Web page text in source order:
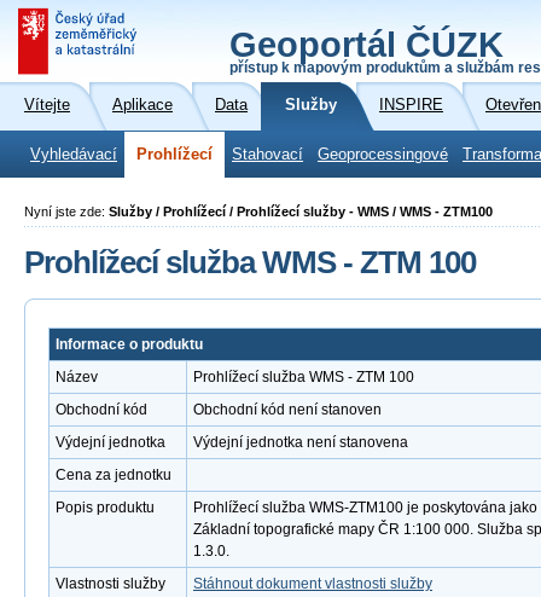
Geoportál ČÚZK
přístup k mapovým produktům a službám
Vítejte Aplikace Data Služby INSPIRE
Vyhledávací Prohlížecí Stahovací Geoprocessingové
Nyní jste zde: Služby / Prohlížecí / Prohlížecí služby - WMS / WMS - ZTM100
Prohlížecí služba WMS - ZTM 100
Informace o produktu
Název
Prohlížecí služba WMS - ZTM 100
Obchodní kód
Obchodní kód není stanoven
Výdejní jednotka
Výdejní jednotka není stanovena
Cena za jednotku
Popis produktu
Prohlížecí služba WMS-ZTM100 je poskytována
Základní topografické mapy ČR 1:100 000. Služba
1.3.0.
Vlastnosti služby
Stáhnout dokument vlastnosti služby